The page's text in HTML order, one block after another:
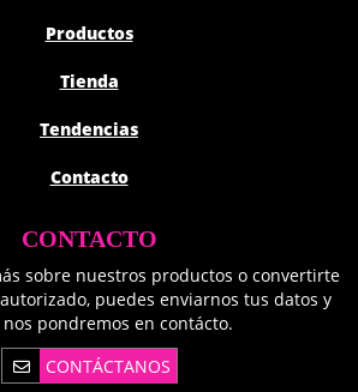
Productos
Tienda
Tendencias
Contacto
CONTACTO
sobre nuestros productos o convertirte
puedes enviarnos tus datos y
pondremos en contácto.
CONTÁCTANOS